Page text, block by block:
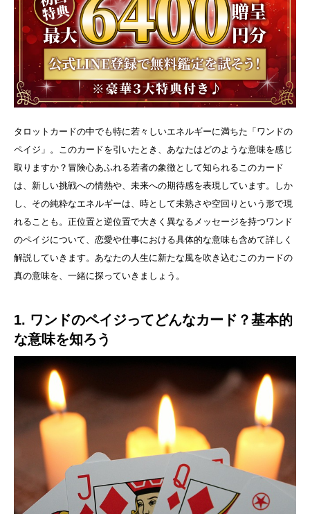
タロットカードの中でも特に若々しいエネルギーに満ちた「ワンドの
ペイジ」。このカードを引いたとき、あなたはどのような意味を感じ
取りますか？冒険心あふれる若者の象徴として知られるこのカード
は、新しい挑戦への情熱や、未来への期待感を表現しています。しか
し、その純粋なエネルギーは、時として未熟さや空回りという形で現
れることも。正位置と逆位置で大きく異なるメッセージを持つワンド
のペイジについて、恋愛や仕事における具体的な意味も含めて詳しく
解説していきます。あなたの人生に新たな風を吹き込むこのカードの
真の意味を、一緒に探っていきましょう。
1. ワンドのペイジってどんなカード？基本的
な意味を知ろう